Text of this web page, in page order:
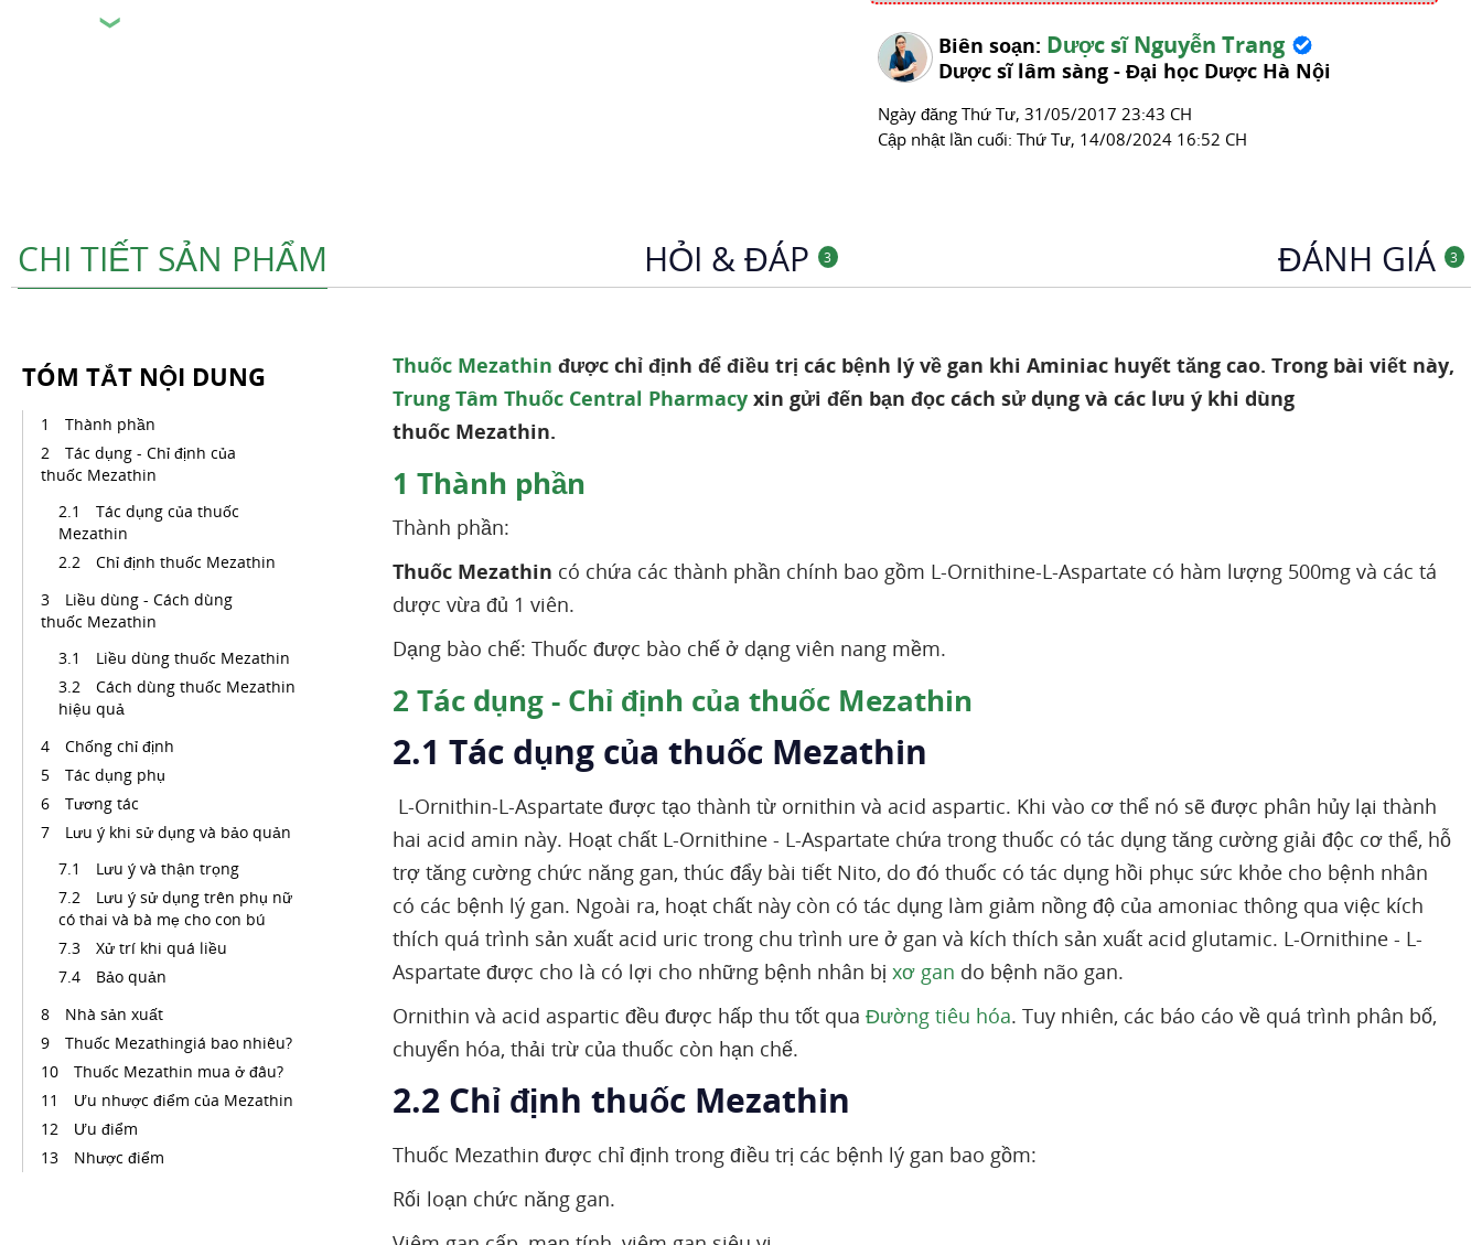
❯
Chuyên mục
Thuốc Tiêu Hóa
Biên soạn: Dược sĩ Nguyễn Trang
Dược sĩ lâm sàng - Đại học Dược Hà Nội
Ngày đăng Thứ Tư, 31/05/2017 23:43 CH
Cập nhật lần cuối: Thứ Tư, 14/08/2024 16:52 CH
CHI TIẾT SẢN PHẨM HỎI & ĐÁP 3 ĐÁNH GIÁ 3
TÓM TẮT NỘI DUNG
Thành phần
Tác dụng - Chỉ định của
thuốc Mezathin
Tác dụng của thuốc
Mezathin
Chỉ định thuốc Mezathin
Liều dùng - Cách dùng
thuốc Mezathin
Liều dùng thuốc Mezathin
Cách dùng thuốc Mezathin
hiệu quả
Chống chỉ định
Tác dụng phụ
Tương tác
Lưu ý khi sử dụng và bảo quản
Lưu ý và thận trọng
Lưu ý sử dụng trên phụ nữ
có thai và bà mẹ cho con bú
Xử trí khi quá liều
Bảo quản
Nhà sản xuất
Thuốc Mezathingiá bao nhiêu?
Thuốc Mezathin mua ở đâu?
Ưu nhược điểm của Mezathin
Ưu điểm
Nhược điểm
Thuốc Mezathin được chỉ định để điều trị các bệnh lý về gan khi Aminiac huyết tăng cao. Trong bài viết này,
Trung Tâm Thuốc Central Pharmacy xin gửi đến bạn đọc cách sử dụng và các lưu ý khi dùng
thuốc Mezathin.
1 Thành phần
Thành phần:
Thuốc Mezathin có chứa các thành phần chính bao gồm L-Ornithine-L-Aspartate có hàm lượng 500mg và các tá
dược vừa đủ 1 viên.
Dạng bào chế: Thuốc được bào chế ở dạng viên nang mềm.
2 Tác dụng - Chỉ định của thuốc Mezathin
2.1 Tác dụng của thuốc Mezathin
L-Ornithin-L-Aspartate được tạo thành từ ornithin và acid aspartic. Khi vào cơ thể nó sẽ được phân hủy lại thành
hai acid amin này. Hoạt chất L-Ornithine - L-Aspartate chứa trong thuốc có tác dụng tăng cường giải độc cơ thể, hỗ
trợ tăng cường chức năng gan, thúc đẩy bài tiết Nito, do đó thuốc có tác dụng hồi phục sức khỏe cho bệnh nhân
có các bệnh lý gan. Ngoài ra, hoạt chất này còn có tác dụng làm giảm nồng độ của amoniac thông qua việc kích
thích quá trình sản xuất acid uric trong chu trình ure ở gan và kích thích sản xuất acid glutamic. L-Ornithine - L-
Aspartate được cho là có lợi cho những bệnh nhân bị xơ gan do bệnh não gan.
Ornithin và acid aspartic đều được hấp thu tốt qua Đường tiêu hóa. Tuy nhiên, các báo cáo về quá trình phân bố,
chuyển hóa, thải trừ của thuốc còn hạn chế.
2.2 Chỉ định thuốc Mezathin
Thuốc Mezathin được chỉ định trong điều trị các bệnh lý gan bao gồm:
Rối loạn chức năng gan.